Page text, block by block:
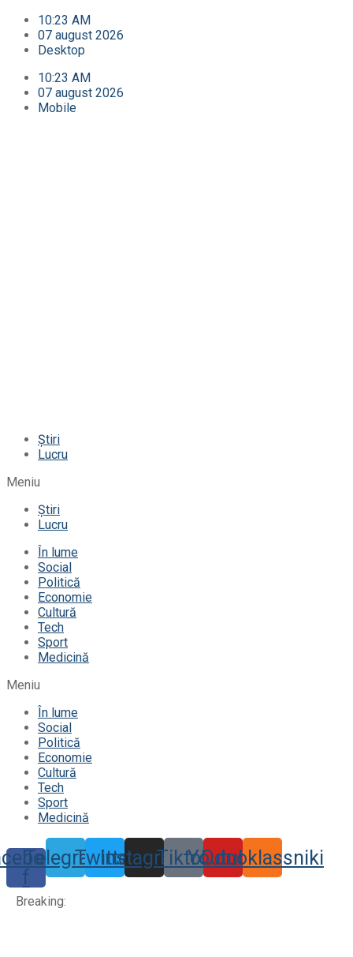
10:23 AM
07 august 2026
Desktop
10:23 AM
07 august 2026
Mobile
Știri
Lucru
Meniu
Știri
Lucru
În lume
Social
Politică
Economie
Cultură
Tech
Sport
Medicină
Meniu
În lume
Social
Politică
Economie
Cultură
Tech
Sport
Medicină
f
TelegramTwitter
Instagram
TiktokYoutube
Odnoklassniki
Breaking: